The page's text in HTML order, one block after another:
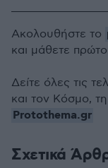
Σχετικά
Ακολουθήστε το
και μάθετε
Δείτε όλες τις
και τον Κόσμο,
Protothema.gr